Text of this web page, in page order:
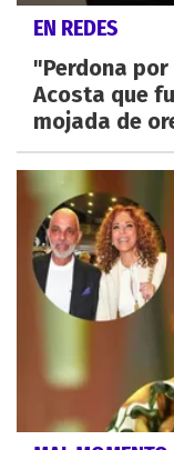
EN REDES
"Perdona
Acosta que
mojada de